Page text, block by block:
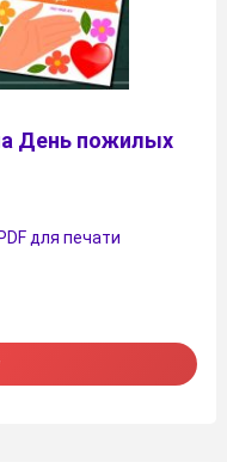
День пожилых
для печати